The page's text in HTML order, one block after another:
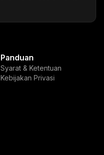
Panduan
Syarat & Ketentuan
Kebijakan Privasi